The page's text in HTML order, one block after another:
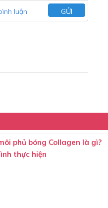
luận GỬI
phủ bóng Collagen là gì?
thực hiện